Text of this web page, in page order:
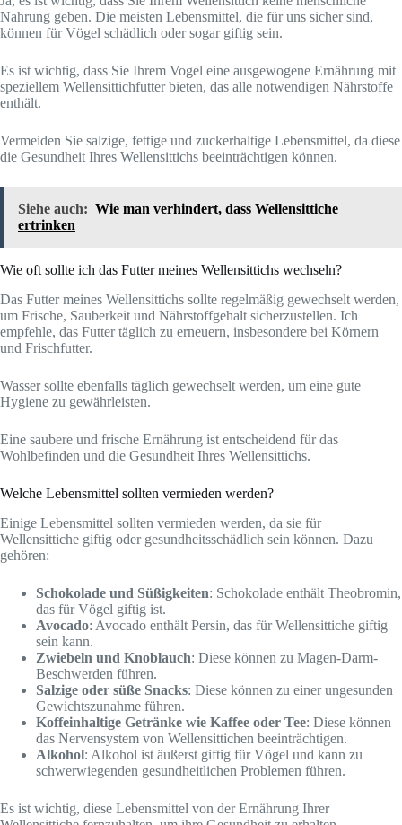
Nahrung geben. Die meisten Lebensmittel, die für uns sicher sind,
können für Vögel schädlich oder sogar giftig sein.
Es ist wichtig, dass Sie Ihrem Vogel eine ausgewogene Ernährung mit
speziellem Wellensittichfutter bieten, das alle notwendigen Nährstoffe
enthält.
Vermeiden Sie salzige, fettige und zuckerhaltige Lebensmittel, da diese
die Gesundheit Ihres Wellensittichs beeinträchtigen können.
Siehe auch: Wie man verhindert, dass Wellensittiche
ertrinken
Wie oft sollte ich das Futter meines Wellensittichs wechseln?
Das Futter meines Wellensittichs sollte regelmäßig gewechselt werden,
um Frische, Sauberkeit und Nährstoffgehalt sicherzustellen. Ich
empfehle, das Futter täglich zu erneuern, insbesondere bei Körnern
und Frischfutter.
Wasser sollte ebenfalls täglich gewechselt werden, um eine gute
Hygiene zu gewährleisten.
Eine saubere und frische Ernährung ist entscheidend für das
Wohlbefinden und die Gesundheit Ihres Wellensittichs.
Welche Lebensmittel sollten vermieden werden?
Einige Lebensmittel sollten vermieden werden, da sie für
Wellensittiche giftig oder gesundheitsschädlich sein können. Dazu
gehören:
Schokolade und Süßigkeiten: Schokolade enthält Theobromin,
das für Vögel giftig ist.
Avocado: Avocado enthält Persin, das für Wellensittiche giftig
sein kann.
Zwiebeln und Knoblauch: Diese können zu Magen-Darm-
Beschwerden führen.
Salzige oder süße Snacks: Diese können zu einer ungesunden
Gewichtszunahme führen.
Koffeinhaltige Getränke wie Kaffee oder Tee: Diese können
das Nervensystem von Wellensittichen beeinträchtigen.
Alkohol: Alkohol ist äußerst giftig für Vögel und kann zu
schwerwiegenden gesundheitlichen Problemen führen.
Es ist wichtig, diese Lebensmittel von der Ernährung Ihrer